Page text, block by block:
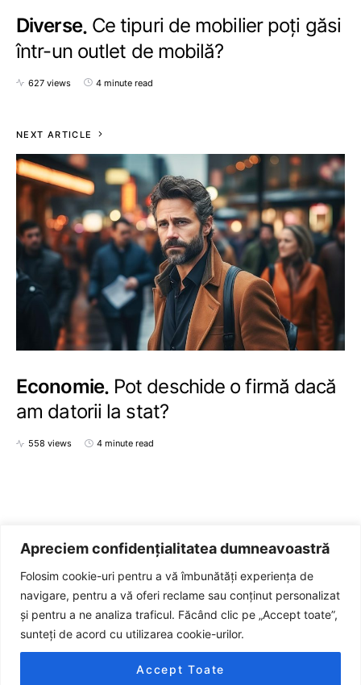
Apreciem confidențialitatea dumneavoastră
Folosim cookie-uri pentru a vă îmbunătăți experiența de
navigare, pentru a vă oferi reclame sau conținut personalizat
și pentru a ne analiza traficul. Făcând clic pe „Accept toate”,
sunteți de acord cu utilizarea cookie-urilor.
Accept Toate
Diverse Ce tipuri de mobilier poți găsi
într-un outlet de mobilă?
627 views 4 minute read
NEXT ARTICLE
Economie Pot deschide o firmă dacă
am datorii la stat?
558 views 4 minute read
JURNALUL
Designed & Developed by